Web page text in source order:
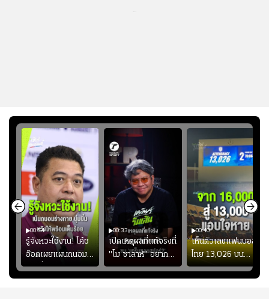
00:54
รู้จังหวะใช้งาน! โค้ช
อ๊อตเผยแผนถนอม
“บุ๋มบิ๋ม” เพื่อรักษา
ร่างกายให้พร้อมที่สุด
00:33
เปิดเหตุผลที่แท้จริงที่
"โม ซาลาห์" อยาก
ย้ายซบ "แทร็บซอนส
ปอร์"
00:40
เห็นตัวเลขแฟนบอล
ไทย 13,026 บน
สกอร์บอร์ดแล้วแอบ
ใจหาย น้อยกว่านัดที่